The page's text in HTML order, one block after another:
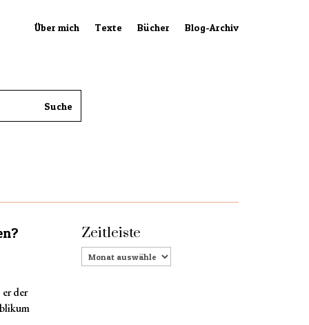
Über mich Texte Bücher Blog-Archiv
der
Zeitleiste
Zeitleiste